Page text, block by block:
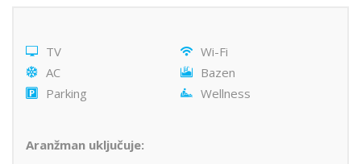
TV
Wi-Fi
AC
Bazen
Parking
Wellness
Aranžman uključuje: